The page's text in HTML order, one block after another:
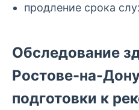
продление срока
Обследование
Ростове-на-
подготовки к